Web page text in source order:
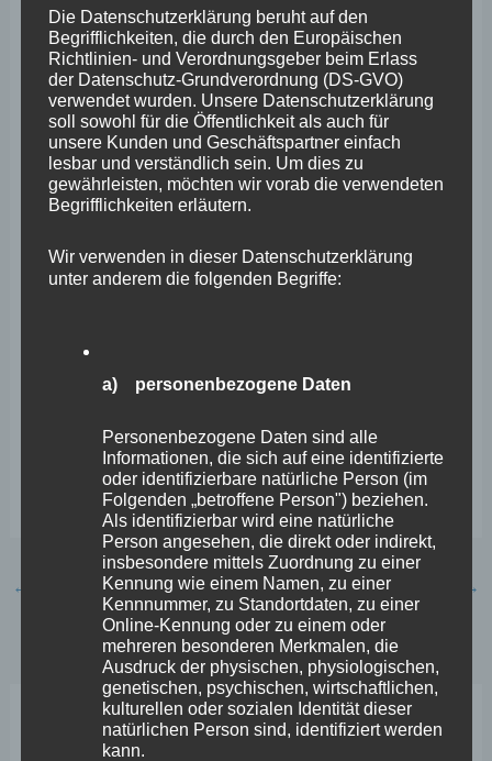
← Vorheriger Beitrag Nächster Beitrag →
Neueste Beiträge
Die Datenschutzerklärung beruht auf den
Begrifflichkeiten, die durch den Europäischen
Richtlinien- und Verordnungsgeber beim Erlass
der Datenschutz-Grundverordnung (DS-GVO)
verwendet wurden. Unsere Datenschutzerklärung
soll sowohl für die Öffentlichkeit als auch für
unsere Kunden und Geschäftspartner einfach
lesbar und verständlich sein. Um dies zu
gewährleisten, möchten wir vorab die verwendeten
Begrifflichkeiten erläutern.
Wir verwenden in dieser Datenschutzerklärung
unter anderem die folgenden Begriffe:
a) personenbezogene Daten
Personenbezogene Daten sind alle
Informationen, die sich auf eine identifizierte
oder identifizierbare natürliche Person (im
Folgenden „betroffene Person") beziehen.
Als identifizierbar wird eine natürliche
Person angesehen, die direkt oder indirekt,
insbesondere mittels Zuordnung zu einer
Kennung wie einem Namen, zu einer
Kennnummer, zu Standortdaten, zu einer
Online-Kennung oder zu einem oder
mehreren besonderen Merkmalen, die
Ausdruck der physischen, physiologischen,
genetischen, psychischen, wirtschaftlichen,
kulturellen oder sozialen Identität dieser
natürlichen Person sind, identifiziert werden
kann.